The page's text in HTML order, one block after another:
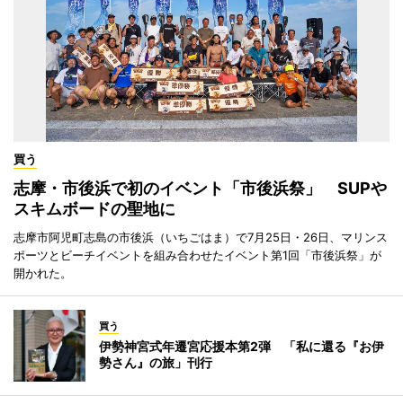
買う
志摩・市後浜で初のイベント「市後浜祭」 SUPや
スキムボードの聖地に
志摩市阿児町志島の市後浜（いちごはま）で7月25日・26日、マリンス
ポーツとビーチイベントを組み合わせたイベント第1回「市後浜祭」が
開かれた。
買う
伊勢神宮式年遷宮応援本第2弾 「私に還る『お伊
勢さん』の旅」刊行